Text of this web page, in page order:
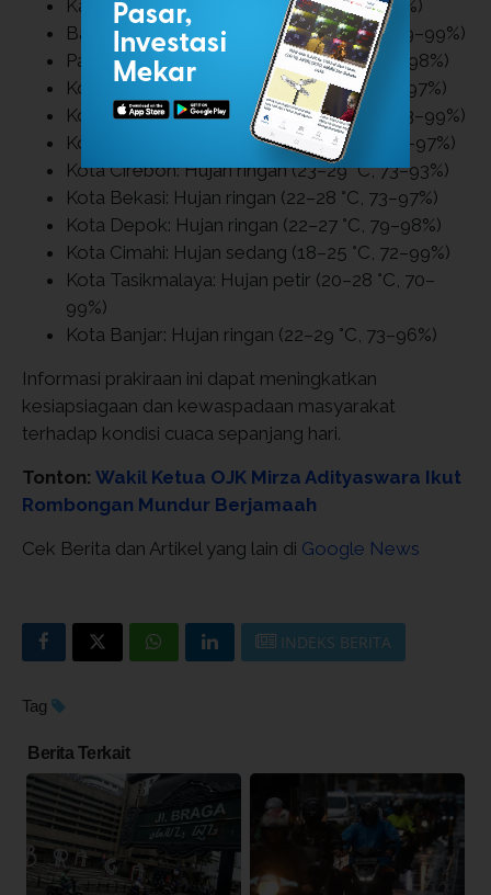
Karawang: Hujan ringan (22–30 °C, 70–97%)
Bandung Barat: Hujan ringan (19–25 °C, 79–99%)
Pangandaran: Hujan ringan (22–28 °C, 78–98%)
Kota Bogor: Hujan sedang (21–27 °C, 78–97%)
Kota Sukabumi: Hujan ringan (19–26 °C, 73–99%)
Kota Bandung: Hujan ringan (19–26 °C, 71–97%)
Kota Cirebon: Hujan ringan (23–29 °C, 73–93%)
Kota Bekasi: Hujan ringan (22–28 °C, 73–97%)
Kota Depok: Hujan ringan (22–27 °C, 79–98%)
Kota Cimahi: Hujan sedang (18–25 °C, 72–99%)
Kota Tasikmalaya: Hujan petir (20–28 °C, 70–
99%)
Kota Banjar: Hujan ringan (22–29 °C, 73–96%)
Informasi prakiraan ini dapat meningkatkan
kesiapsiagaan dan kewaspadaan masyarakat
terhadap kondisi cuaca sepanjang hari.
Tonton: Wakil Ketua OJK Mirza Adityaswara Ikut
Rombongan Mundur Berjamaah
Cek Berita dan Artikel yang lain di Google News
INDEKS BERITA
Tag
Berita Terkait